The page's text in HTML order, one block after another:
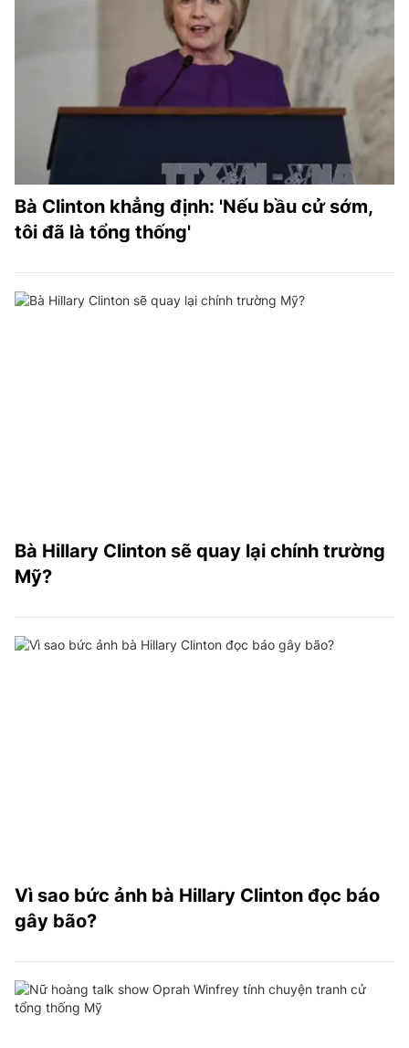
Bà Clinton khẳng định: 'Nếu bầu cử sớm,
tôi đã là tổng thống'
Bà Hillary Clinton sẽ quay lại chính trường
Mỹ?
Vì sao bức ảnh bà Hillary Clinton đọc báo
gây bão?